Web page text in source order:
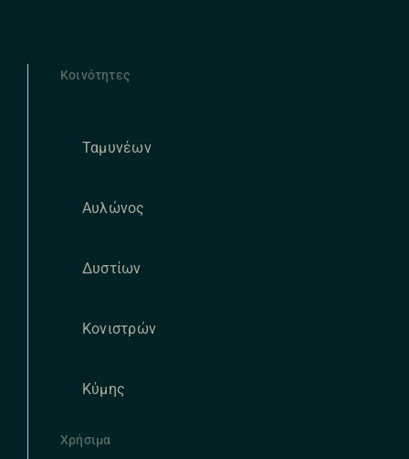
Κοινότητες
Ταμυνέων
Αυλώνος
Δυστίων
Κονιστρών
Κύμης
Χρήσιμα